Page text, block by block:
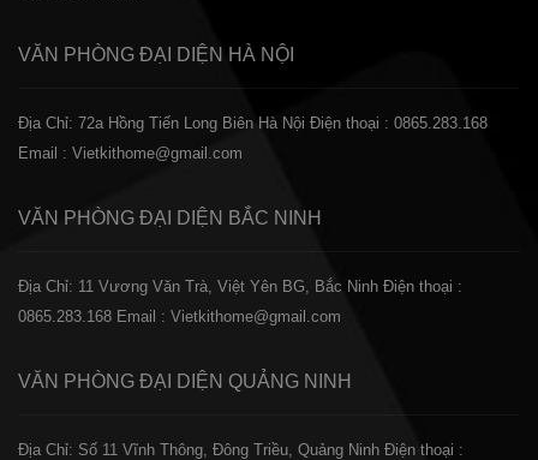
VĂN PHÒNG ĐẠI DIỆN HÀ NỘI
Địa Chỉ: 72a Hồng Tiến Long Biên Hà Nội Điện thoại : 0865.283.168
Email : Vietkithome@gmail.com
VĂN PHÒNG ĐẠI DIỆN BẮC NINH
Địa Chỉ: 11 Vương Văn Trà, Việt Yên BG, Bắc Ninh Điện thoại :
0865.283.168 Email : Vietkithome@gmail.com
VĂN PHÒNG ĐẠI DIỆN QUẢNG NINH
Địa Chỉ: Số 11 Vĩnh Thông, Đông Triều, Quảng Ninh Điện thoại :